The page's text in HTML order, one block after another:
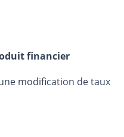
financier
modification de taux